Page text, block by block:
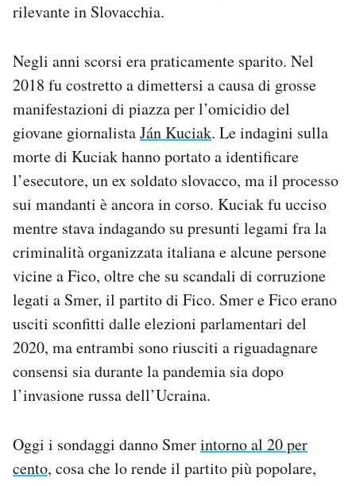
rilevante in Slovacchia.
Negli anni scorsi era praticamente sparito. Nel
2018 fu costretto a dimettersi a causa di grosse
manifestazioni di piazza per l’omicidio del
giovane giornalistaJán Kuciak. Le indagini sulla
morte di Kuciak hanno portato a identificare
l’esecutore, un ex soldato slovacco, ma il processo
sui mandanti è ancora in corso. Kuciak fu ucciso
mentre stava indagando su presunti legami fra la
criminalità organizzata italiana e alcune persone
vicine a Fico, oltre che su scandali di corruzione
legati a Smer, il partito di Fico. Smer e Fico erano
usciti sconfitti dalle elezioni parlamentari del
2020, ma entrambi sono riusciti a riguadagnare
consensi sia durante la pandemia sia dopo
l’invasione russa dell’Ucraina.
Oggi i sondaggi danno Smerintorno al 20 per
cento, cosa che lo rende il partito più popolare,